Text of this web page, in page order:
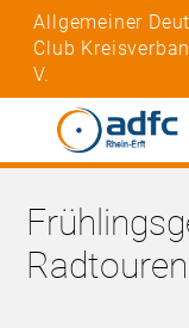
Allgemeiner
Club
V.